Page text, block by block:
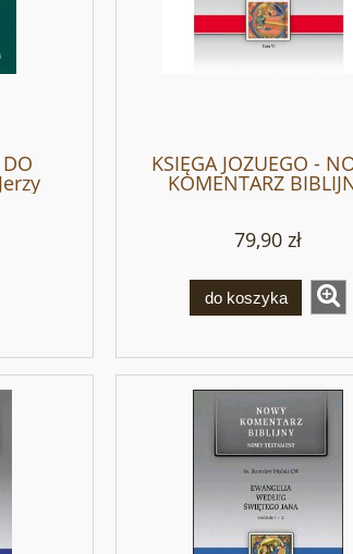
KSIĘGA JOZUEGO -
KOMENTARZ
79,90 zł
do koszyka